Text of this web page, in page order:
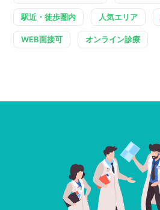
駅近・徒歩圏内 人気エリア
WEB面接可 オンライン診療